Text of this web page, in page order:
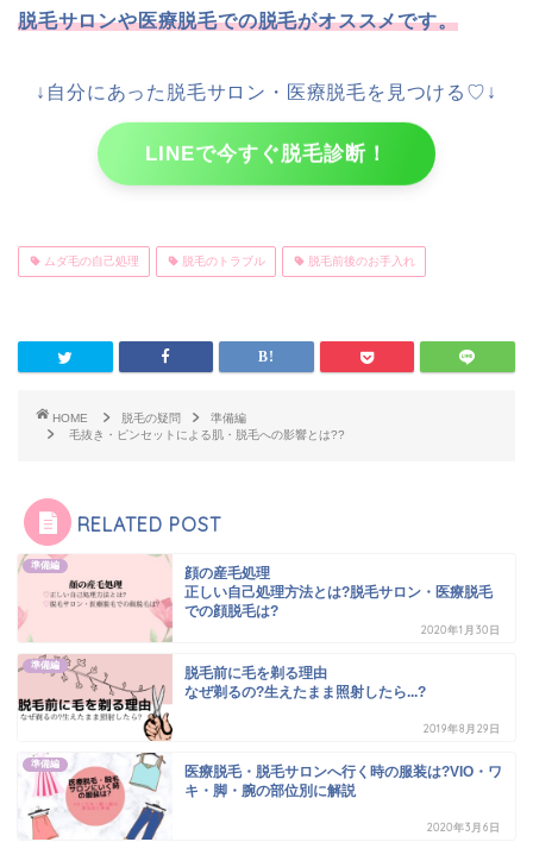
脱毛サロンや医療脱毛での脱毛がオススメです。
↓自分にあった脱毛サロン・医療脱毛を見つける♡↓
LINEで今すぐ脱毛診断！
ムダ毛の自己処理 脱毛のトラブル 脱毛前後のお手入れ
HOME 脱毛の疑問
準備編
毛抜き・ピンセットによる肌・脱毛への影響とは??
RELATED POST
準備編
顔の産毛処理
正しい自己処理方法とは?脱毛サロン・医療脱毛
での顔脱毛は?
2020年1月30日
準備編
脱毛前に毛を剃る理由
なぜ剃るの?生えたまま照射したら...?
2019年8月29日
準備編
医療脱毛・脱毛サロンへ行く時の服装は?VIO・ワ
キ・脚・腕の部位別に解説
2020年3月6日